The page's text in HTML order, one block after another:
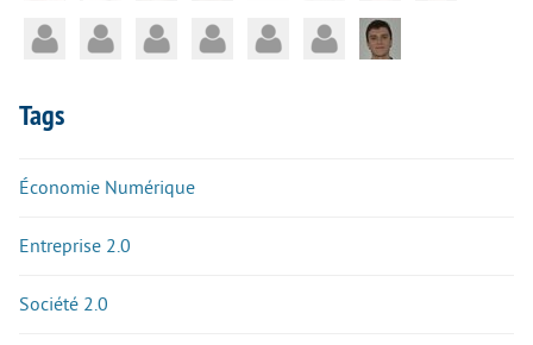
Tags
Économie Numérique
Entreprise 2.0
Société 2.0